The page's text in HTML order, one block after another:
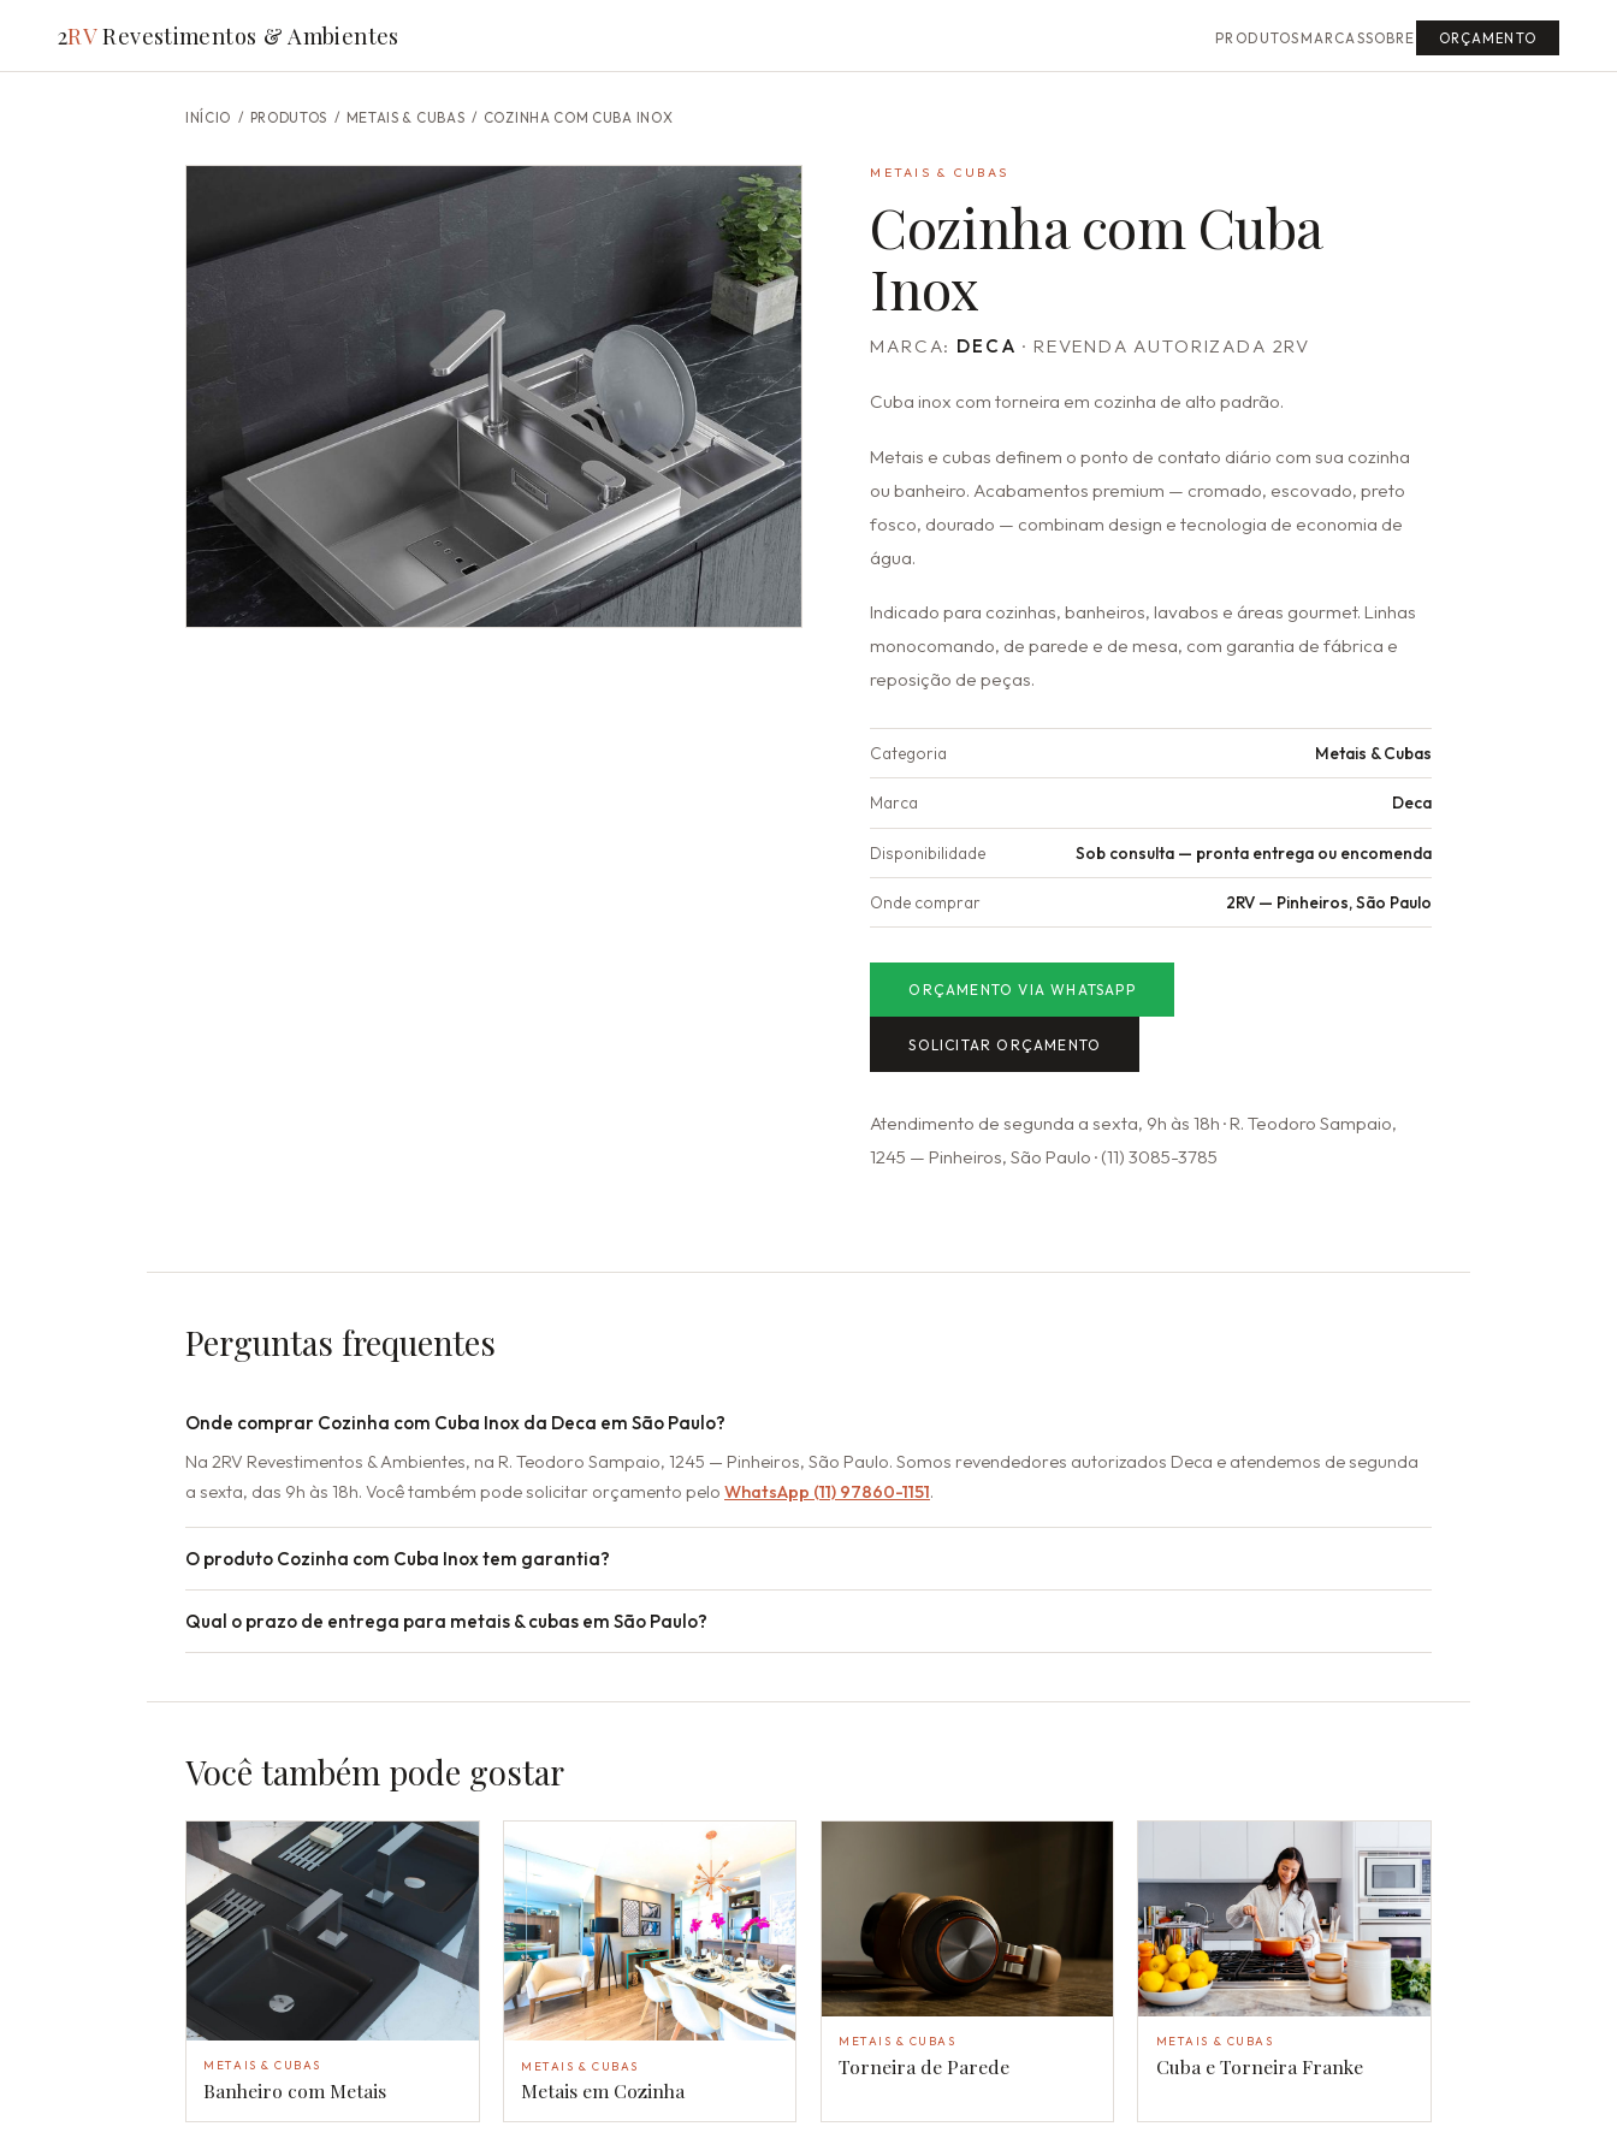
2RVRevestimentos & Ambientes PRODUTOS MARCASSOBRE ORÇAMENTO
INÍCIO / PRODUTOS / METAIS & CUBAS / COZINHA COM CUBA INOX
METAIS & CUBAS
Cozinha com Cuba
Inox
MARCA: DECA · REVENDA AUTORIZADA 2RV
Cuba inox com torneira em cozinha de alto padrão.
Metais e cubas definem o ponto de contato diário com sua cozinha
ou banheiro. Acabamentos premium — cromado, escovado, preto
fosco, dourado — combinam design e tecnologia de economia de
água.
Indicado para cozinhas, banheiros, lavabos e áreas gourmet. Linhas
monocomando, de parede e de mesa, com garantia de fábrica e
reposição de peças.
Categoria Metais & Cubas
Marca Deca
Disponibilidade Sob consulta — pronta entrega ou encomenda
Onde comprar 2RV — Pinheiros, São Paulo
ORÇAMENTO VIA WHATSAPP
SOLICITAR ORÇAMENTO
Atendimento de segunda a sexta, 9h às 18h · R. Teodoro Sampaio,
1245 — Pinheiros, São Paulo · (11) 3085-3785
Perguntas frequentes
Onde comprar Cozinha com Cuba Inox da Deca em São Paulo?
Na 2RV Revestimentos & Ambientes, na R. Teodoro Sampaio, 1245 — Pinheiros, São Paulo. Somos revendedores autorizados Deca e atendemos de segunda
a sexta, das 9h às 18h. Você também pode solicitar orçamento pelo WhatsApp (11) 97860-1151.
O produto Cozinha com Cuba Inox tem garantia?
Qual o prazo de entrega para metais & cubas em São Paulo?
Você também pode gostar
METAIS & CUBAS
Banheiro com Metais
METAIS & CUBAS
Metais em Cozinha
METAIS & CUBAS
Torneira de Parede
METAIS & CUBAS
Cuba e Torneira Franke